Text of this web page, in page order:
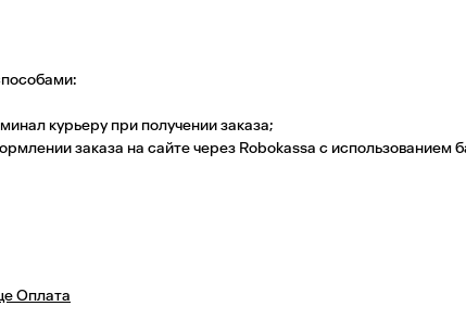
курьеру при получении заказа;
заказа на сайте через Robokassa с
Оплата